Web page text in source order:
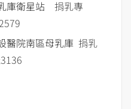
庫衛星站 捐乳專
醫院南區母乳庫 捐乳